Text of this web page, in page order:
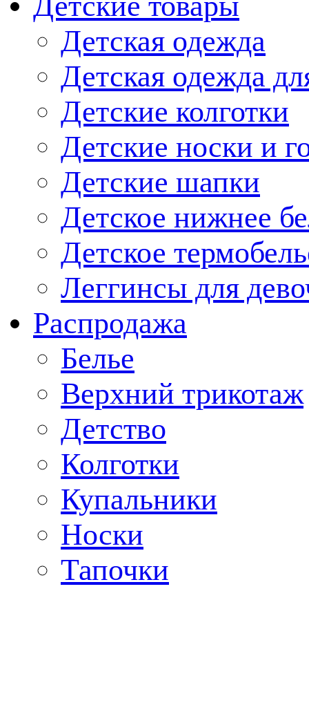
Детская одежда
Детская одежда
Детские колготки
Детские носки и
Детские шапки
Детское нижнее
Детское
Леггинсы для
Распродажа
Белье
Верхний трикотаж
Детство
Колготки
Купальники
Носки
Тапочки